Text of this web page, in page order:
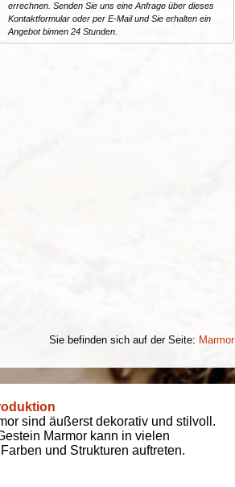
errechnen. Senden Sie uns eine Anfrage über dieses
Kontaktformular oder per E-Mail und Sie erhalten ein
Angebot binnen 24 Stunden.
Sie befinden sich auf der Seite: Marmor
sind äußerst dekorativ und stilvoll.
Marmor kann in vielen
und Strukturen auftreten.